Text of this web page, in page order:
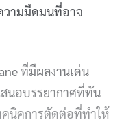
วามมืดมนที่อาจ
ที่มีผลงานเด่น
สนอบรรยากาศที่ทัน
คนิคการตัดต่อที่ทำให้